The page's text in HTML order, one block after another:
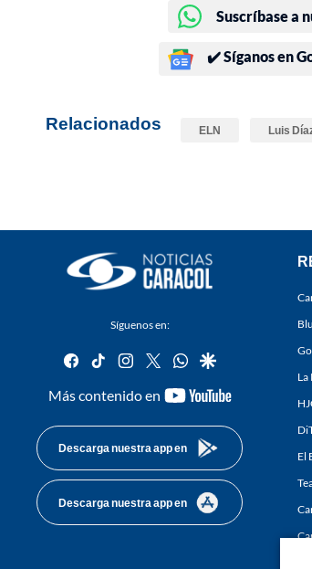
Suscríbase a
✔️ Síganos en
Relacionados ELN Luis
Síguenos en:
facebook
tiktok instagram
twitterwhatsapp
google
Más contenido en
youtube-
Descarga nuestra app en
Descarga nuestra app en
La
El